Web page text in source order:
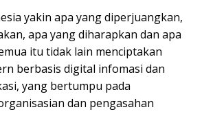
yakin apa yang diperjuangkan,
apa yang diharapkan dan apa
itu tidak lain menciptakan
berbasis digital infomasi dan
yang bertumpu pada
dan pengasahan